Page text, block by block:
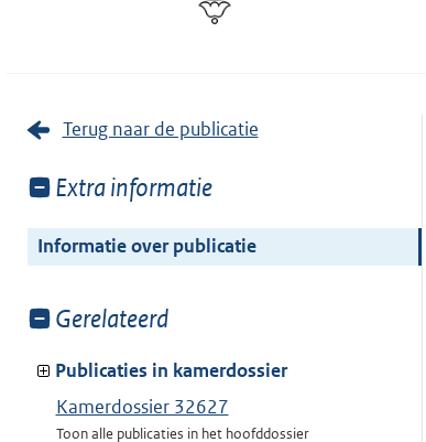
Terug naar de publicatie
Toon
van:
Extra informatie
Informatie over publicatie
Toon
van:
Gerelateerd
Publicaties in kamerdossier
Kamerdossier 32627
Toon alle publicaties in het hoofddossier